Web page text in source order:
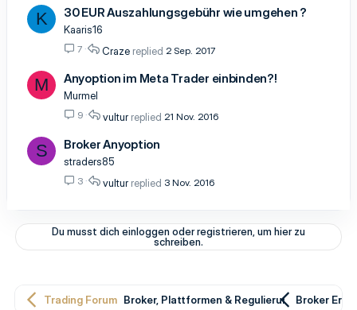
K 30 EUR Auszahlungsgebühr wie umgehen ?
Kaaris16
7 2 Sep. 2017
Craze
M Anyoption im Meta Trader einbinden?!
Murmel
9 21 Nov. 2016
vultur
S Broker Anyoption
straders85
3 3 Nov. 2016
vultur
Du musst dich einloggen oder registrieren, um hier zu
schreiben.
Trading Forum Broker, Plattformen & Regulierung Broker